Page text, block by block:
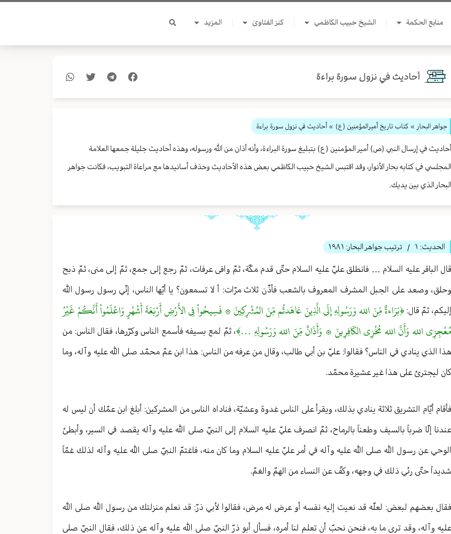
منابع الحكمة الشيخ حبيب الكاظمي كنز الفتاوىٰ المزيد
أحاديث في نزول سورة براءة
جواهر البحار » كتاب تاريخ أميرالمؤمنين (ع) » أحاديث في نزول سورة براءة
أحاديث في إرسال النبي (ص) أمير المؤمنين (ع) بتبليغ سورة البراءة، وأنه أذان من الله ورسوله، وهذه أحاديث جليلة جمعها العلامة
المجلسي في كتابه بحار الأنوار، وقد اقتبس الشيخ حبيب الكاظمي بعض هذه الأحاديث وحذف أسانيدها مع مراعاة التبويب، فكانت جواهر
البحار الذي بين يديك.
الحديث: ١ / ترتيب جواهر البحار: ١٩٨١
قال الباقر عليه السلام … فانطلق عليّ عليه السلام حتّى قدم مكّة، ثمّ وافى عرفات، ثمّ رجع إلى جمع، ثمّ إلى منى، ثمّ ذبح
وحلق، وصعد على الجبل المشرف المعروف بالشعب فأذّن ثلاث مرّات: أ لا تسمعون؟ يا أيّها الناس، إنّي رسول رسول الله
إليكم، ثمّ قال: ﴿بَرَاءةٌ مِّنَ الله وَرَسُولِهِ إِلَى الَّذِينَ عَاهَدتُّم مِّنَ المُشْرِكِينَ ۞ فَسِيحُواْ فِي الأَرْضِ أَرْبَعَةَ أَشْهُرٍ وَاعْلَمُواْ أَنَّكُمْ غَيْرُ
مُعْجِزِي الله وَأَنَّ الله مُخْزِي الكَافِرِينَ ۞ وَأَذَانٌ مِّنَ الله وَرَسُولِهِ …﴾، ثمّ لمع بسيفه فأسمع الناس وكرّرها، فقال الناس: من
هذا الذي ينادي في الناس؟ فقالوا: عليّ بن أبي طالب، وقال من عرفه من الناس: هذا ابن عمّ محمّد صلى الله عليه وآله، وما
كان ليجترئ على هذا غير عشيرة محمّد.
فأقام أيّام التشريق ثلاثة ينادي بذلك، ويقرأ على الناس غدوة وعشيّة، فناداه الناس من المشركين: أبلغ ابن عمّك أن ليس له
عندنا إلّا ضرباً بالسيف وطعناً بالرماح، ثمّ انصرف عليّ عليه السلام إلى النبيّ صلى الله عليه وآله يقصد في السير، وأبطئ
الوحي عن رسول الله صلى الله عليه وآله في أمر عليّ عليه السلام وما كان منه، فاغتمّ النبيّ صلى الله عليه وآله لذلك غمّاً
شديداً حتّى رئي ذلك في وجهه، وكفّ عن النساء من الهمّ والغمّ.
فقال بعضهم لبعض: لعلّه قد نعيت إليه نفسه أو عرض له مرض، فقالوا لأبي ذرّ: قد نعلم منزلتك من رسول الله صلى الله
عليه وآله، وقد ترى ما به، فنحن نحبّ أن تعلم لنا أمره، فسأل أبو ذرّ النبيّ صلى الله عليه وآله عن ذلك، فقال النبيّ صلى